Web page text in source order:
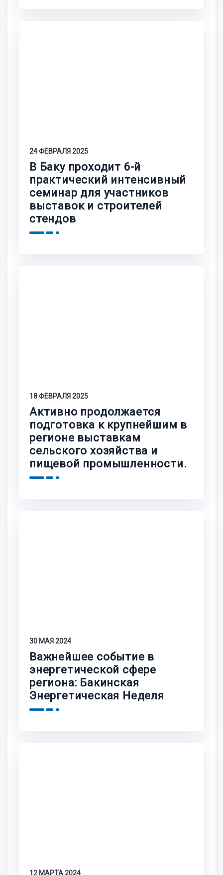
24 ФЕВРАЛЯ 2025
В Баку проходит 6-й
практический интенсивный
семинар для участников
выставок и строителей
стендов
18 ФЕВРАЛЯ 2025
Активно продолжается
подготовка к крупнейшим в
регионе выставкам
сельского хозяйства и
пищевой промышленности.
30 МАЯ 2024
Важнейшее событие в
энергетической сфере
региона: Бакинская
Энергетическая Неделя
12 МАРТА 2024